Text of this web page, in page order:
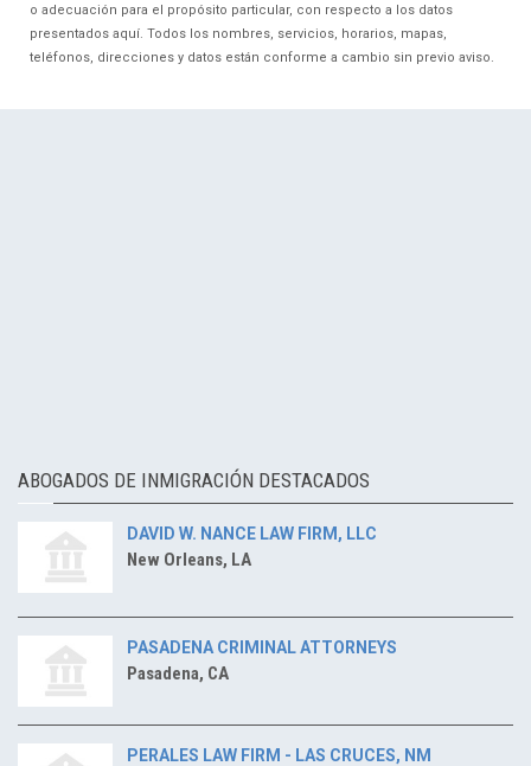
o adecuación para el propósito particular, con respecto a los datos
presentados aquí. Todos los nombres, servicios, horarios, mapas,
teléfonos, direcciones y datos están conforme a cambio sin previo aviso.
ABOGADOS DE INMIGRACIÓN DESTACADOS
DAVID W. NANCE LAW FIRM, LLC
New Orleans, LA
PASADENA CRIMINAL ATTORNEYS
Pasadena, CA
PERALES LAW FIRM - LAS CRUCES, NM